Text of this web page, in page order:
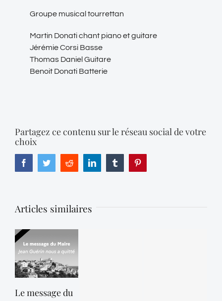
Groupe musical tourrettan
Martin Donati chant piano et guitare
Jérémie Corsi Basse
Thomas Daniel Guitare
Benoit Donati Batterie
Partagez ce contenu sur le réseau social de votre
choix
FacebookTwitterReddit LinkedIn Tumblr
Articles similaires
Le message du